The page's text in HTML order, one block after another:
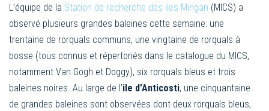
L’équipe de la Station de recherche des iles Mingan (MICS) a
observé plusieurs grandes baleines cette semaine: une
trentaine de rorquals communs, une vingtaine de rorquals à
bosse (tous connus et répertoriés dans le catalogue du MICS,
notamment Van Gogh et Doggy), six rorquals bleus et trois
baleines noires. Au large de l’ile d’Anticosti, une cinquantaine
de grandes baleines sont observées dont deux rorquals bleus,